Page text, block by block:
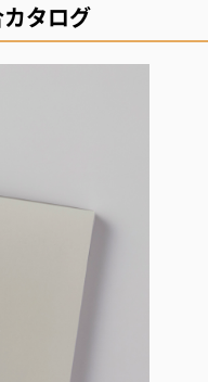
タログ